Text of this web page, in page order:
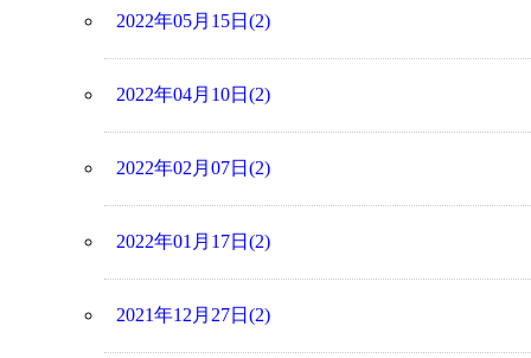
2022年05月15日(2)
2022年04月10日(2)
2022年02月07日(2)
2022年01月17日(2)
2021年12月27日(2)